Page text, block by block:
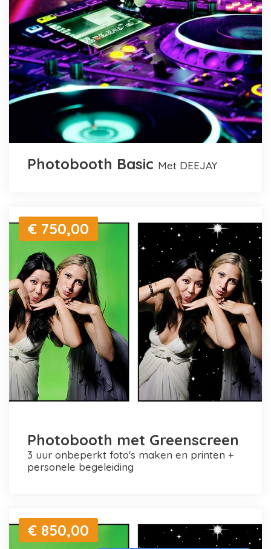
Photobooth Basic met DEEJAY
€ 750,00
Photobooth met Greenscreen
3 uur onbeperkt foto's maken en printen +
personele begeleiding
€ 850,00